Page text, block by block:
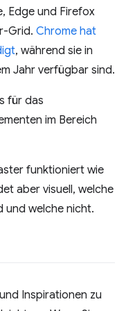
Edge und Firefox
Grid. Chrome hat
, während sie in
Jahr verfügbar sind.
funktioniert wie
aber visuell, welche
und welche nicht.
Inspirationen zu